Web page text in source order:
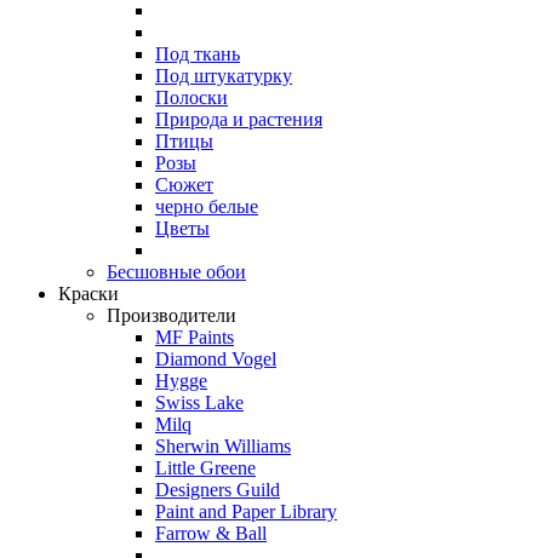
Под ткань
Под штукатурку
Полоски
Природа и растения
Птицы
Розы
Сюжет
черно белые
Цветы
Бесшовные обои
Краски
Производители
MF Paints
Diamond Vogel
Hygge
Swiss Lake
Milq
Sherwin Williams
Little Greene
Designers Guild
Paint and Paper Library
Farrow & Ball